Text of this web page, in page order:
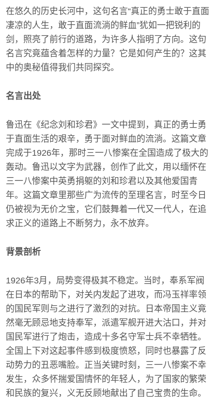
在悠久的历史长河中，这句名言“真正的勇士敢于直面
凄凉的人生，敢于直面流淌的鲜血”犹如一把锐利的
剑，照亮了前行的道路，为许多人指明了方向。这句
名言究竟蕴含着怎样的力量？它是如何产生的？这其
中的奥秘值得我们共同探究。
名言出处
鲁迅在《纪念刘和珍君》一文中提到，真正的勇士勇
于直面生活的艰辛，勇于面对鲜血的流淌。这篇文章
完成于1926年，那时三一八惨案在全国造成了极大的
轰动。鲁迅以文字为武器，创作了此文，用以缅怀在
三一八惨案中英勇捐躯的刘和珍君以及其他爱国青
年。这篇文章里那些广为流传的至理名言，时至今日
仍被视为无价之宝，它们鼓舞着一代又一代人，在追
求正义的道路上不断努力，永不放弃。
背景剖析
1926年3月，局势变得极其不稳定。当时，奉系军阀
在日本的帮助下，对关内发起了进攻，而冯玉祥率领
的国民军则与之进行了激烈的对抗。日本帝国主义竟
然毫无顾忌地支持奉军，派遣军舰开进大沽口，并对
国民军进行了炮击，造成十多名守军士兵不幸牺牲。
全国上下对这起事件感到极度愤怒，同时也暴露了反
动势力的丑恶嘴脸。正当关键时刻，三一八惨案不幸
发生，众多怀揣爱国情怀的年轻人，为了国家的繁荣
和民族的复兴，义无反顾地献出了自己宝贵的生命。